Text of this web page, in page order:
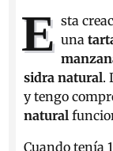
E sta
una
sidra natural.
y tengo
natural
Cuando tenía